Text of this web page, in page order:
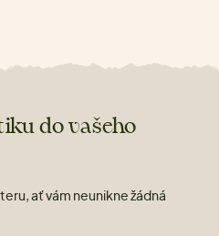
do vašeho
ať vám neunikne žádná